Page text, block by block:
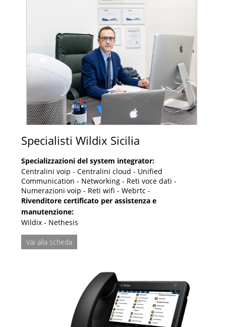
Specialisti Wildix Sicilia
Specializzazioni del system integrator:
Centralini voip - Centralini cloud - Unified
Communication - Networking - Reti voce dati -
Numerazioni voip - Reti wifi - Webrtc -
Rivenditore certificato per assistenza e
manutenzione:
Wildix - Nethesis
Vai alla scheda